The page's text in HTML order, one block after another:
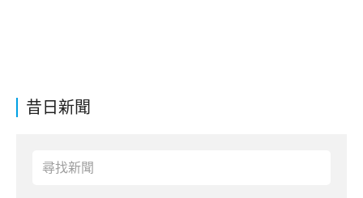
昔日新聞